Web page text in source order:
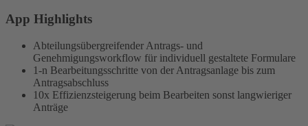
App Highlights
Abteilungsübergreifender Antrags- und
Genehmigungsworkflow für individuell gestaltete Formulare
1-n Bearbeitungsschritte von der Antragsanlage bis zum
Antragsabschluss
10x Effizienzsteigerung beim Bearbeiten sonst langwieriger
Anträge